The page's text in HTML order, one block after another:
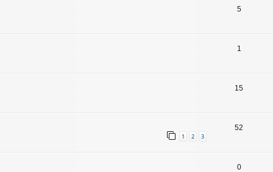
5
1
15
1 2 3
52
0